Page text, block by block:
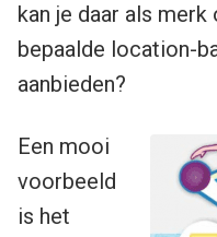
kan je daar als
bepaalde location-
aanbieden?
Een mooi
voorbeeld
is het